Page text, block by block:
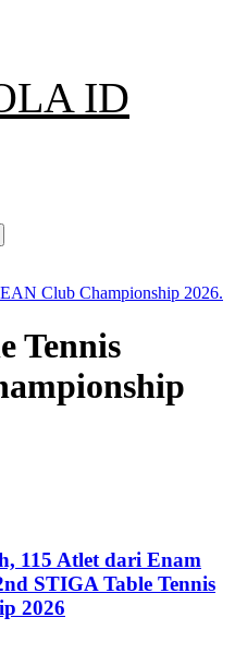
ID
Club Championship 2026.
Tennis
115 Atlet dari Enam
STIGA Table Tennis
2026